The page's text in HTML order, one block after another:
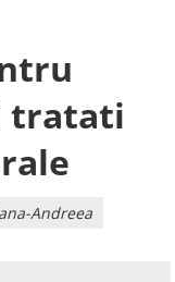
tratati
Andreea